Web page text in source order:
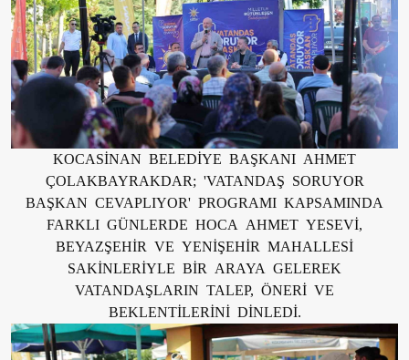
KOCASİNAN BELEDİYE BAŞKANI AHMET
ÇOLAKBAYRAKDAR; 'VATANDAŞ SORUYOR
BAŞKAN CEVAPLIYOR' PROGRAMI KAPSAMINDA
FARKLI GÜNLERDE HOCA AHMET YESEVİ,
BEYAZŞEHİR VE YENİŞEHİR MAHALLESİ
SAKİNLERİYLE BİR ARAYA GELEREK
VATANDAŞLARIN TALEP, ÖNERİ VE
BEKLENTİLERİNİ DİNLEDİ.